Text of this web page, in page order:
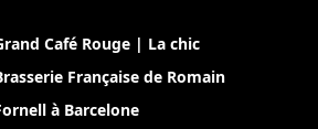
Café Rouge | La chic
Française de Romain
à Barcelone